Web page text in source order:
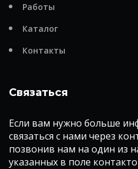
Работы
Каталог
Контакты
Связаться
Если вам нужно больше
связаться с нами через
позвонив нам на один из
указанных в поле